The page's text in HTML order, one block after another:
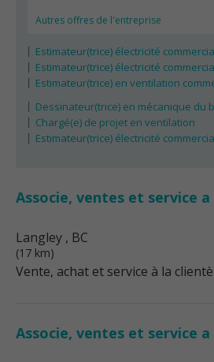
Autres offres de l'entreprise
Estimateur(trice) électricité
Estimateur(trice) électricité
Estimateur(trice) en ventilation
Dessinateur(trice) en mécanique du
Chargé(e) de projet en ventilation
Estimateur(trice) électricité
Associe, ventes et service
Langley , BC
(17 km)
Vente, achat et service à la
Associe, ventes et service